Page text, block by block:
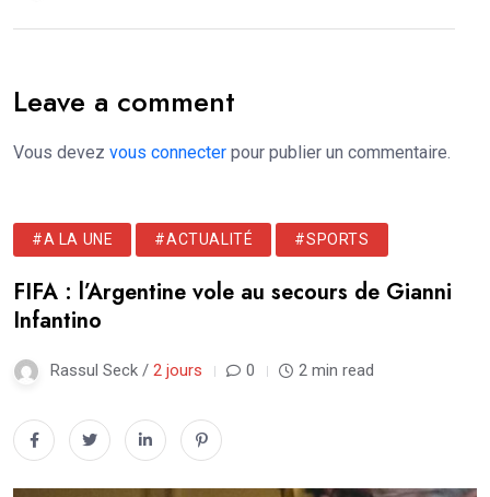
Leave a comment
Vous devez vous connecter pour publier un commentaire.
#A LA UNE #ACTUALITÉ #SPORTS
FIFA : l’Argentine vole au secours de Gianni
Infantino
Rassul Seck / 2 jours 0 2 min read